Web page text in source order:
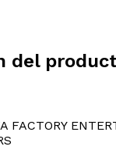
del
FACTORY